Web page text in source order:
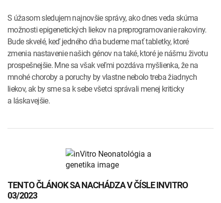
S úžasom sledujem najnovšie správy, ako dnes veda skúma
možnosti epigenetických liekov na preprogramovanie rakoviny.
Bude skvelé, keď jedného dňa budeme mať tabletky, ktoré
zmenia nastavenie našich génov na také, ktoré je nášmu životu
prospešnejšie. Mne sa však veľmi pozdáva myšlienka, že na
mnohé choroby a poruchy by vlastne nebolo treba žiadnych
liekov, ak by sme sa k sebe všetci správali menej kriticky
a láskavejšie.
TENTO ČLÁNOK SA NACHÁDZA V ČÍSLE INVITRO
03/2023